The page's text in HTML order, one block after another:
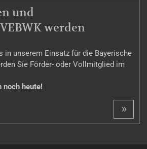
und
werden
in unserem Einsatz für die Bayerische
Sie Förder- oder Vollmitglied im
noch heute!
»